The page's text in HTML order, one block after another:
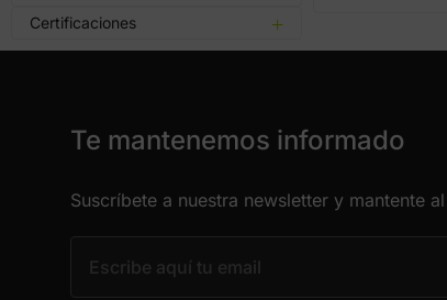
Certificaciones
Te mantenemos informado
Suscríbete a nuestra newsletter y mantente